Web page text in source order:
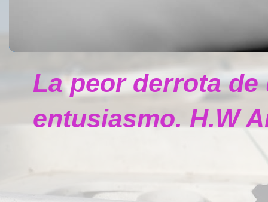
La peor derrota
entusiasmo. H.W